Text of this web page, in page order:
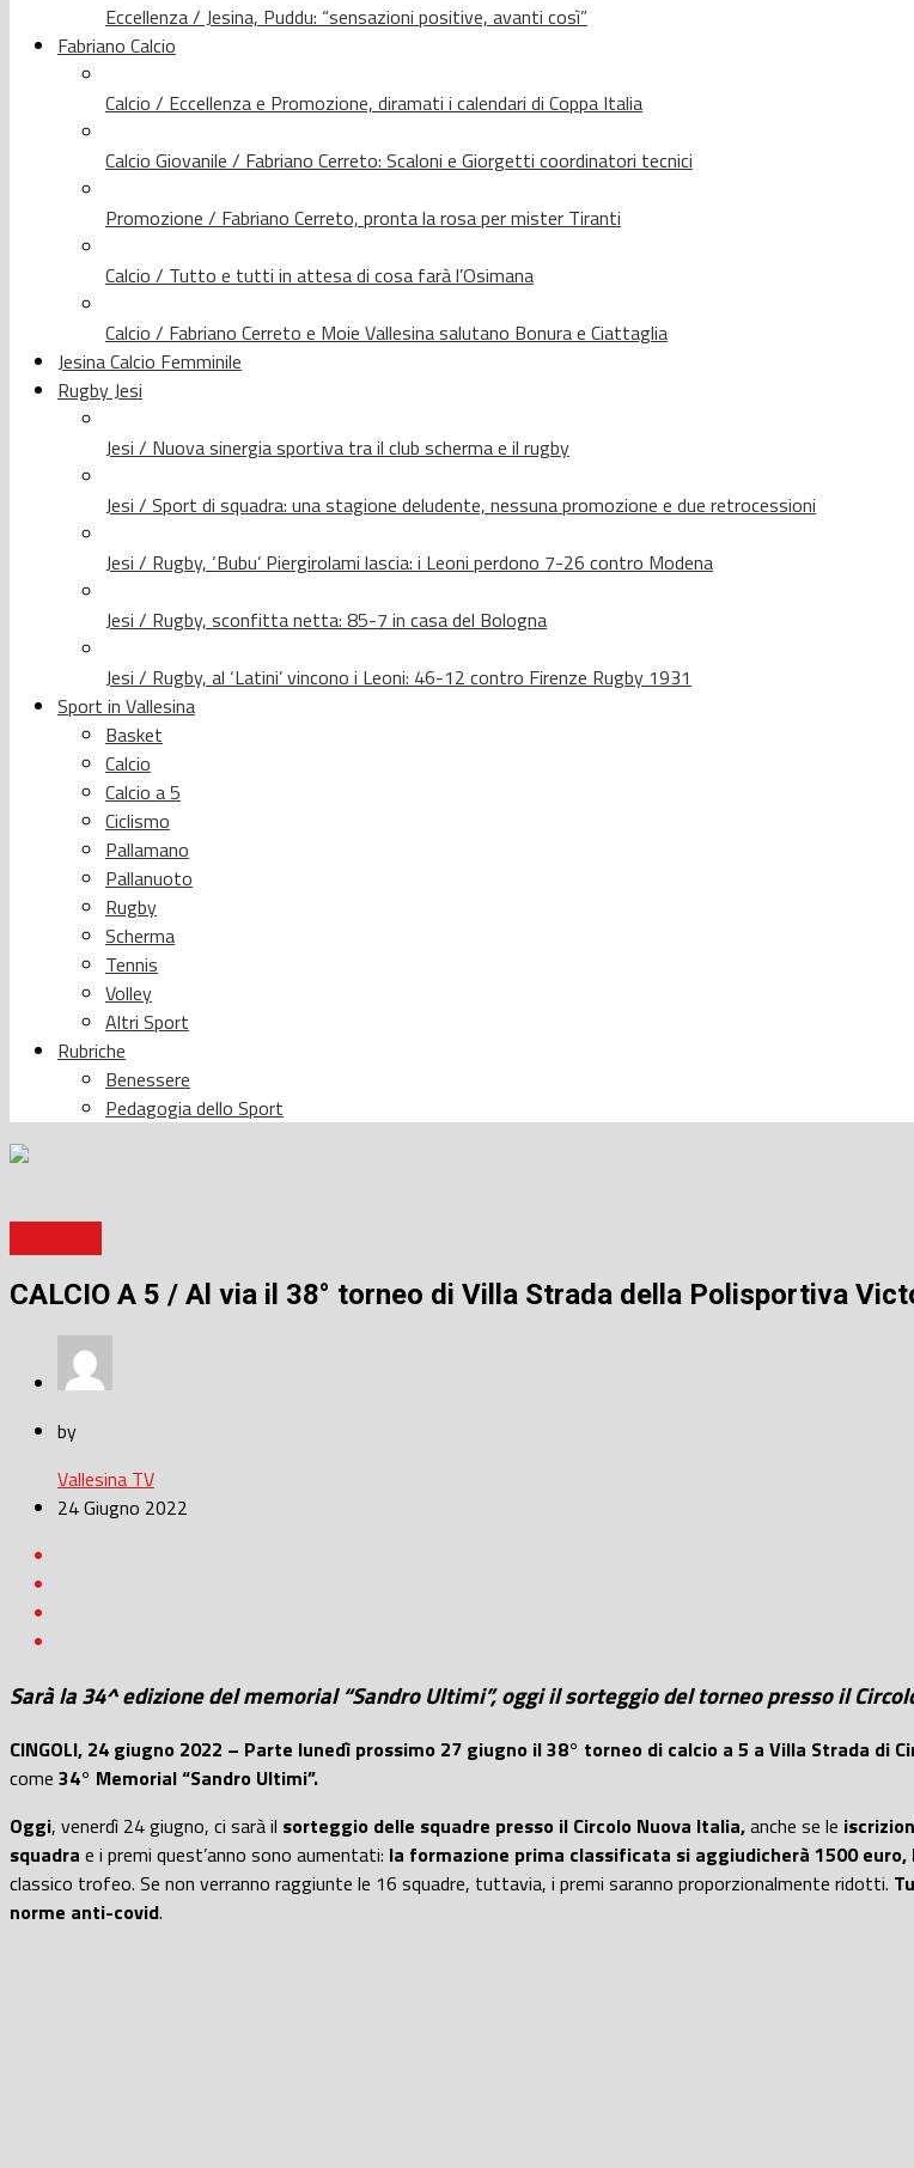
Eccellenza / Jesina, Puddu: “sensazioni positive, avanti così”
Fabriano Calcio
Calcio / Eccellenza e Promozione, diramati i calendari di Coppa Italia
Calcio Giovanile / Fabriano Cerreto: Scaloni e Giorgetti coordinatori tecnici
Promozione / Fabriano Cerreto, pronta la rosa per mister Tiranti
Calcio / Tutto e tutti in attesa di cosa farà l’Osimana
Calcio / Fabriano Cerreto e Moie Vallesina salutano Bonura e Ciattaglia
Jesina Calcio Femminile
Rugby Jesi
Jesi / Nuova sinergia sportiva tra il club scherma e il rugby
Jesi / Sport di squadra: una stagione deludente, nessuna promozione e due retrocessioni
Jesi / Rugby, ‘Bubu’ Piergirolami lascia: i Leoni perdono 7-26 contro Modena
Jesi / Rugby, sconfitta netta: 85-7 in casa del Bologna
Jesi / Rugby, al ‘Latini’ vincono i Leoni: 46-12 contro Firenze Rugby 1931
Sport in Vallesina
Basket
Calcio
Calcio a 5
Ciclismo
Pallamano
Pallanuoto
Rugby
Scherma
Tennis
Volley
Altri Sport
Rubriche
Benessere
Pedagogia dello Sport
CALCIO A 5 / Al via il 38° torneo di Villa Strada della Polisportiva
by
Vallesina TV
24 Giugno 2022
Sarà la 34^ edizione del memorial “Sandro Ultimi”, oggi il sorteggio del torneo presso il
CINGOLI, 24 giugno 2022 – Parte lunedì prossimo 27 giugno il 38° torneo di calcio a 5 a Villa Strada di
come 34° Memorial “Sandro Ultimi”.
Oggi, venerdì 24 giugno, ci sarà il sorteggio delle squadre presso il Circolo Nuova Italia,anche se le
squadra e i premi quest’anno sono aumentati: la formazione prima classificata si aggiudicherà 1500
classico trofeo. Se non verranno raggiunte le 16 squadre, tuttavia, i premi saranno proporzionalmente ridotti.
norme anti-covid.